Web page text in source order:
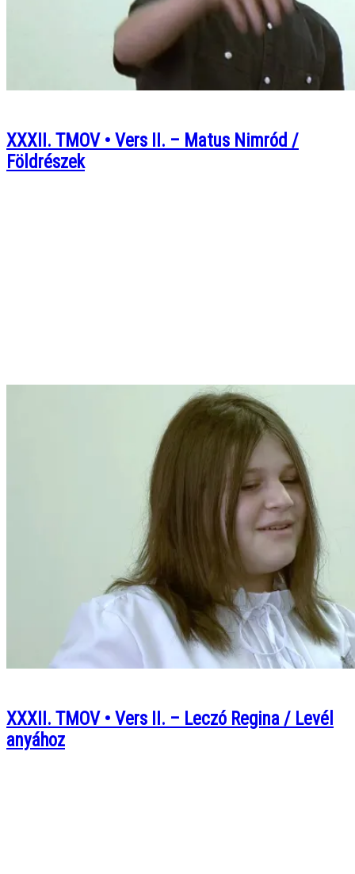
XXXII. TMOV • Vers II. – Matus Nimród /
Földrészek
XXXII. TMOV • Vers II. – Leczó Regina / Levél
anyához